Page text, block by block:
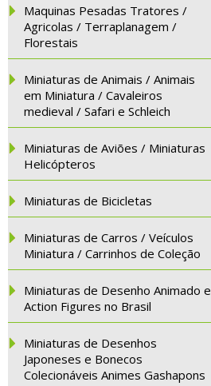
Maquinas Pesadas Tratores /
Agricolas / Terraplanagem /
Florestais
Miniaturas de Animais / Animais
em Miniatura / Cavaleiros
medieval / Safari e Schleich
Miniaturas de Aviões / Miniaturas
Helicópteros
Miniaturas de Bicicletas
Miniaturas de Carros / Veículos
Miniatura / Carrinhos de Coleção
Miniaturas de Desenho Animado e
Action Figures no Brasil
Miniaturas de Desenhos
Japoneses e Bonecos
Colecionáveis Animes Gashapons